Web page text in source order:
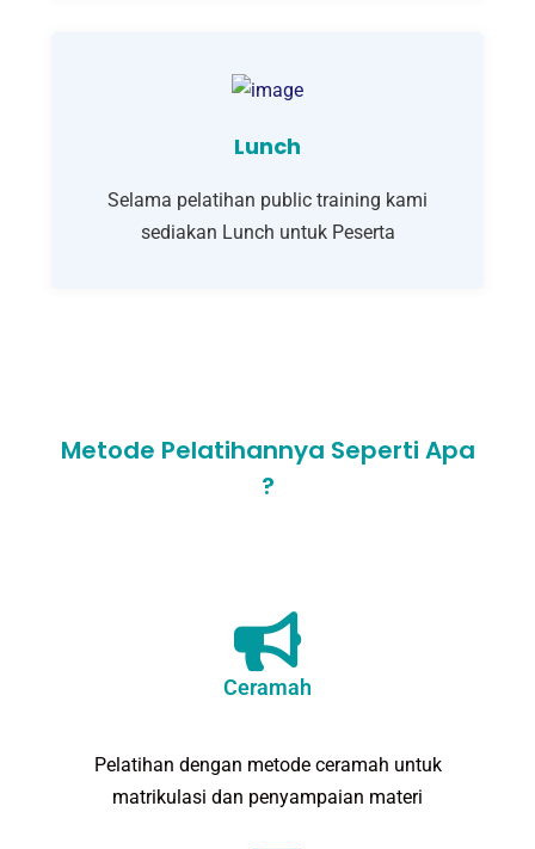
Lunch
Selama pelatihan public training kami
sediakan Lunch untuk Peserta
Metode Pelatihannya Seperti Apa
?
Ceramah
Pelatihan dengan metode ceramah untuk
matrikulasi dan penyampaian materi